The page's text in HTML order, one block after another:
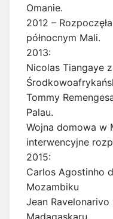
Omanie.
2012 –
północnym Mali.
2013:
Nicolas Tiangaye
Tommy
Palau.
Wojna domowa w
interwencyjne
2015:
Carlos Agostinho
Mozambiku
Jean Ravelonarivo